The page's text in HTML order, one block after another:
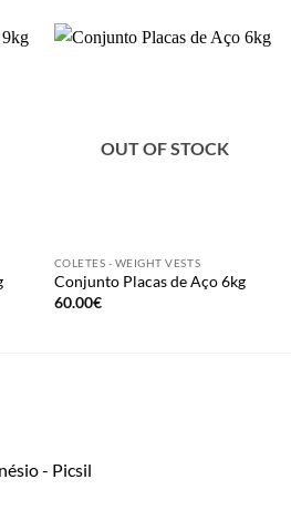
OUT OF STOCK
COLETES - WEIGHT VESTS
Conjunto Placas de Aço 6kg
60.00€
- Picsil